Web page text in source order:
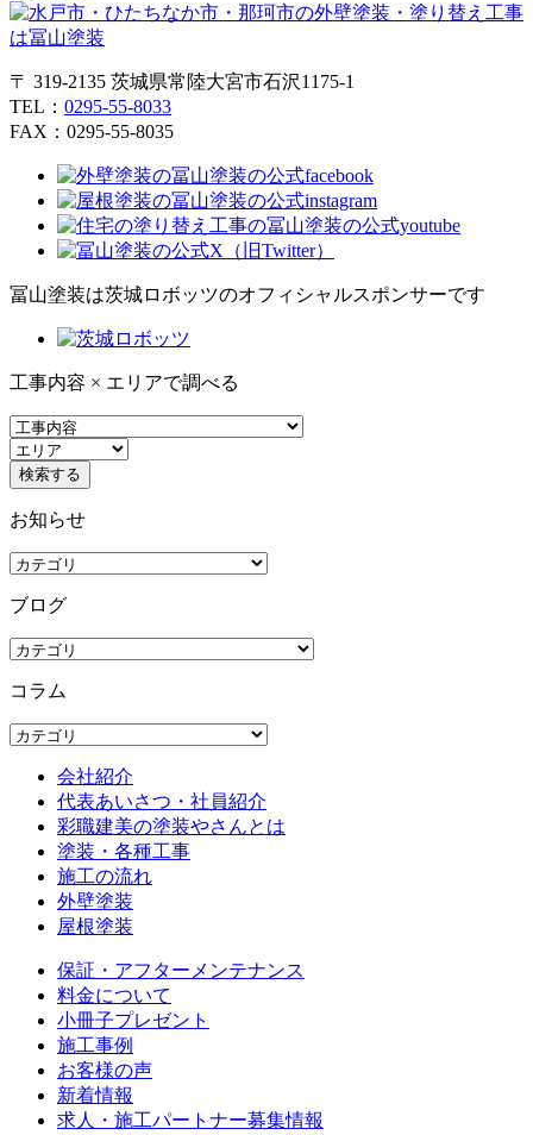
〒 319-2135 茨城県常陸大宮市石沢1175-1
TEL： 0295-55-8033
FAX：0295-55-8035
冨山塗装は茨城ロボッツのオフィシャルスポンサーです
工事内容 × エリアで調べる
お知らせ
ブログ
コラム
会社紹介
代表あいさつ・社員紹介
彩職建美の塗装やさんとは
塗装・各種工事
施工の流れ
外壁塗装
屋根塗装
保証・アフターメンテナンス
料金について
小冊子プレゼント
施工事例
お客様の声
新着情報
求人・施工パートナー募集情報